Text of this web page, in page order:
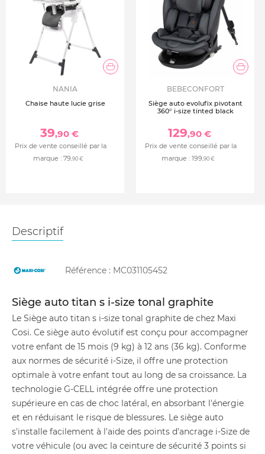
NANIA
Chaise haute lucie grise
39,90 €
Prix de vente conseillé par la
marque : 79,90 €
BEBECONFORT
Siège auto evolufix pivotant
360° i-size tinted black
129,90 €
Prix de vente conseillé par la
marque : 199,90 €
Descriptif
Référence : MC031105452
Siège auto titan s i-size tonal graphite
Le Siège auto titan s i-size tonal graphite de chez Maxi
Cosi. Ce siège auto évolutif est conçu pour accompagner
votre enfant de 15 mois (9 kg) à 12 ans (36 kg). Conforme
aux normes de sécurité i-Size, il offre une protection
optimale à votre enfant tout au long de sa croissance. La
technologie G-CELL intégrée offre une protection
supérieure en cas de choc latéral, en absorbant l'énergie
et en réduisant le risque de blessures. Le siège auto
s'installe facilement à l'aide des points d'ancrage i-Size de
votre véhicule (ou avec la ceinture de sécurité 3 points si